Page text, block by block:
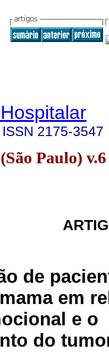
ISSN 2175-3547
Paulo)
de
em
e o
do